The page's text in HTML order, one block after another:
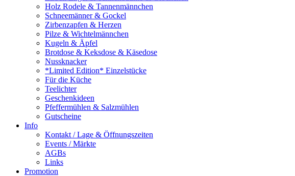
Holz Rodele & Tannenmännchen
Schneemänner & Gockel
Zirbenzapfen & Herzen
Pilze & Wichtelmännchen
Kugeln & Äpfel
Brotdose & Keksdose & Käsedose
Nussknacker
*Limited Edition* Einzelstücke
Für die Küche
Teelichter
Geschenkideen
Pfeffermühlen & Salzmühlen
Gutscheine
Info
Kontakt / Lage & Öffnungszeiten
Events / Märkte
AGBs
Links
Promotion